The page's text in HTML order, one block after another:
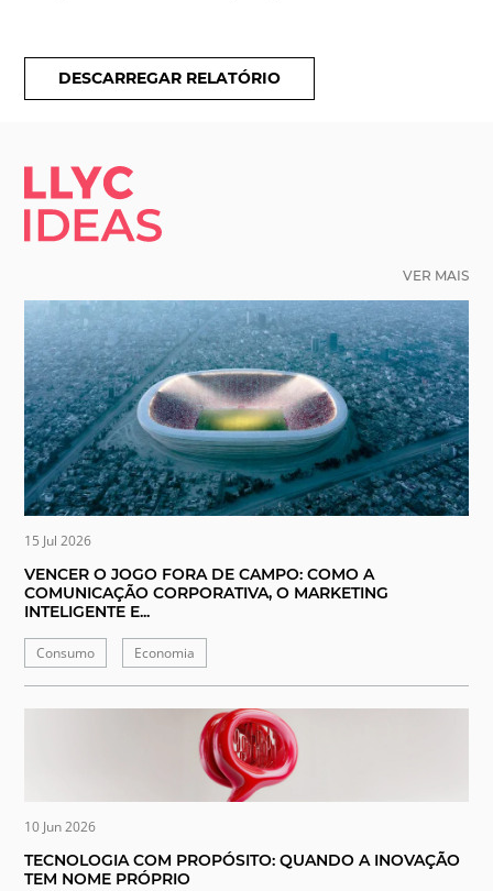
DESCARREGAR RELATÓRIO
LLYC IDEAS.
VER MAIS
15 Jul 2026
VENCER O JOGO FORA DE CAMPO: COMO A
COMUNICAÇÃO CORPORATIVA, O MARKETING
INTELIGENTE E...
Consumo Economia
10 Jun 2026
TECNOLOGIA COM PROPÓSITO: QUANDO A INOVAÇÃO
TEM NOME PRÓPRIO